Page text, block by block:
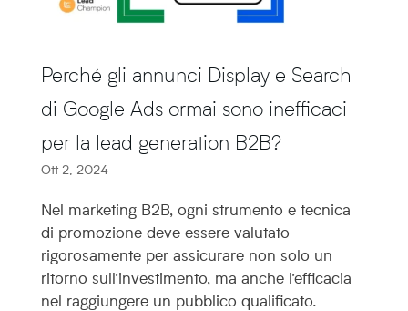
Perché gli annunci Display e Search
di Google Ads ormai sono inefficaci
per la lead generation B2B?
Ott 2, 2024
Nel marketing B2B, ogni strumento e tecnica
di promozione deve essere valutato
rigorosamente per assicurare non solo un
ritorno sull’investimento, ma anche l’efficacia
nel raggiungere un pubblico qualificato.